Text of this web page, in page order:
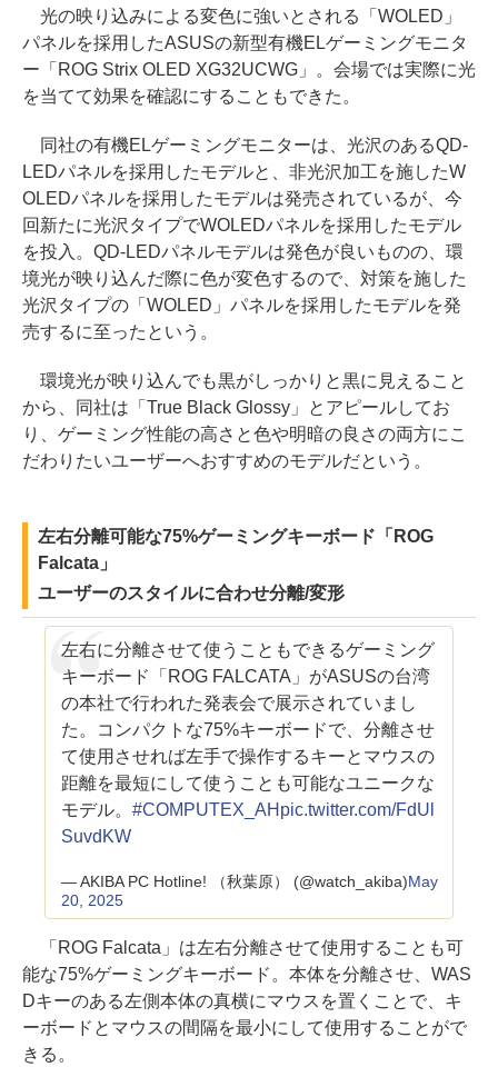
光の映り込みによる変色に強いとされる「WOLED」
パネルを採用したASUSの新型有機ELゲーミングモニタ
ー「ROG Strix OLED XG32UCWG」。会場では実際に光
を当てて効果を確認にすることもできた。
同社の有機ELゲーミングモニターは、光沢のあるQD-
LEDパネルを採用したモデルと、非光沢加工を施したW
OLEDパネルを採用したモデルは発売されているが、今
回新たに光沢タイプでWOLEDパネルを採用したモデル
を投入。QD-LEDパネルモデルは発色が良いものの、環
境光が映り込んだ際に色が変色するので、対策を施した
光沢タイプの「WOLED」パネルを採用したモデルを発
売するに至ったという。
環境光が映り込んでも黒がしっかりと黒に見えること
から、同社は「True Black Glossy」とアピールしてお
り、ゲーミング性能の高さと色や明暗の良さの両方にこ
だわりたいユーザーへおすすめのモデルだという。
左右分離可能な75%ゲーミングキーボード「ROG
Falcata」
ユーザーのスタイルに合わせ分離/変形
左右に分離させて使うこともできるゲーミング
キーボード「ROG FALCATA」がASUSの台湾
の本社で行われた発表会で展示されていまし
た。コンパクトな75%キーボードで、分離させ
て使用させれば左手で操作するキーとマウスの
距離を最短にして使うことも可能なユニークな
モデル。#COMPUTEX_AH pic.twitter.com/FdUl
SuvdKW
— AKIBA PC Hotline! （秋葉原） (@watch_akiba)May
20, 2025
「ROG Falcata」は左右分離させて使用することも可
能な75%ゲーミングキーボード。本体を分離させ、WAS
Dキーのある左側本体の真横にマウスを置くことで、キ
ーボードとマウスの間隔を最小にして使用することがで
きる。